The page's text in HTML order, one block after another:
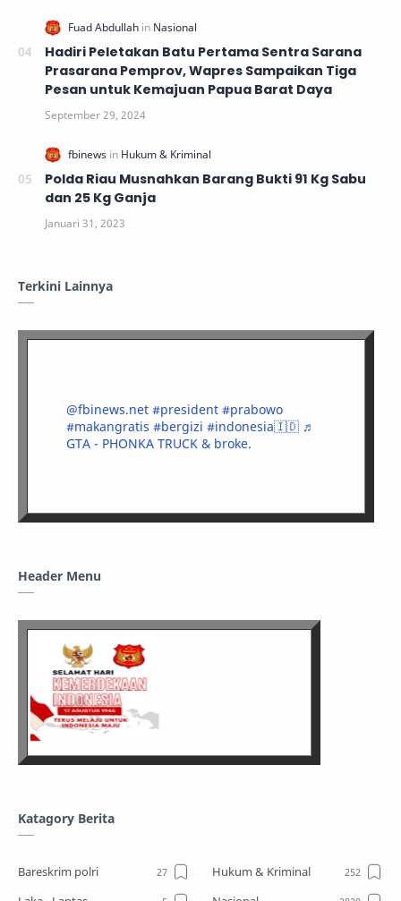
Hadiri Peletakan Batu Pertama Sentra Sarana
Prasarana Pemprov, Wapres Sampaikan Tiga
Pesan untuk Kemajuan Papua Barat Daya
Polda Riau Musnahkan Barang Bukti 91 Kg Sabu
dan 25 Kg Ganja
Terkini Lainnya
@fbinews.net #president #prabowo
#makangratis #bergizi #indonesia🇮🇩 ♬
GTA - PHONKA TRUCK & broke.
Header Menu
Katagory Berita
Bareskrim polri
Hukum & Kriminal